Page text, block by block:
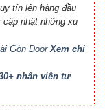
tín lên hàng đầu
cập nhật những xu
Gòn DoorXem chi
nhân viên tư